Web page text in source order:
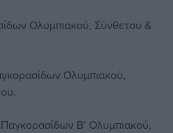
Ολυμπιακού, Σύνθετου &
Ολυμπιακού,
Β’ Ολυμπιακού,